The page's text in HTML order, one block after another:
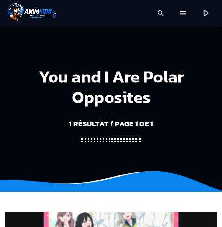
search menu play_arrow
You and I Are Polar
Opposites
1 RÉSULTAT / PAGE 1 DE 1